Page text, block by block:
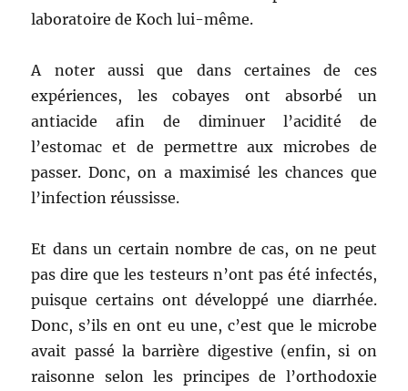
laboratoire de Koch lui-même.
A noter aussi que dans certaines de ces
expériences, les cobayes ont absorbé un
antiacide afin de diminuer l’acidité de
l’estomac et de permettre aux microbes de
passer. Donc, on a maximisé les chances que
l’infection réussisse.
Et dans un certain nombre de cas, on ne peut
pas dire que les testeurs n’ont pas été infectés,
puisque certains ont développé une diarrhée.
Donc, s’ils en ont eu une, c’est que le microbe
avait passé la barrière digestive (enfin, si on
raisonne selon les principes de l’orthodoxie